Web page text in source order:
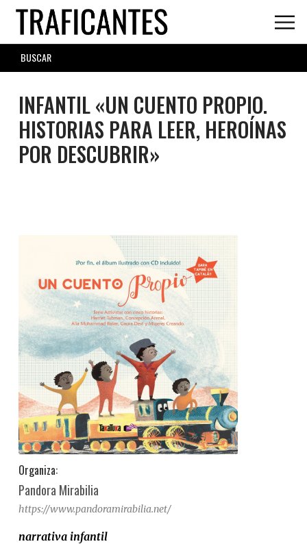
Skip
main
content
SEARCH
FORM
INFANTIL «UN CUENTO PROPIO.
HISTORIAS PARA LEER, HEROÍNAS
POR DESCUBRIR»
Organiza:
Pandora Mirabilia
https://www.pandoramirabilia.net/
narrativa infantil